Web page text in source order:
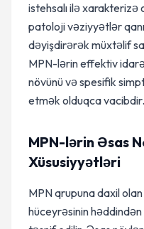
istehsalı ilə xarakterizə
patoloji vəziyyətlər
dəyişdirərək müxtəlif
MPN-lərin effektiv
növünü və spesifik
etmək olduqca vacibdir.
MPN-lərin Əsas
Xüsusiyyətləri
MPN qrupuna daxil
hüceyrəsinin